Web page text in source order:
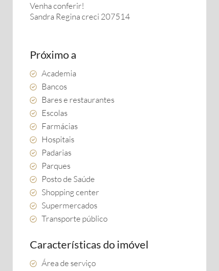
Venha conferir!
Sandra Regina creci 207514
Próximo a
Academia
Bancos
Bares e restaurantes
Escolas
Farmácias
Hospitais
Padarias
Parques
Posto de Saúde
Shopping center
Supermercados
Transporte público
Características do imóvel
Área de serviço